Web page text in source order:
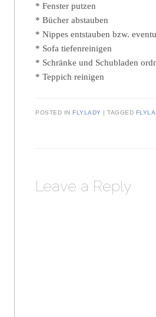
* Fenster putzen
* Bücher abstauben
* Nippes entstauben bzw.
* Sofa tiefenreinigen
* Schränke und Schubladen
* Teppich reinigen
POSTED INFLYLADY |TAGGED
Leave a Reply